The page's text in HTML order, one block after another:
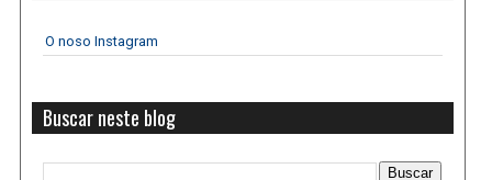
O noso Instagram
Buscar neste blog